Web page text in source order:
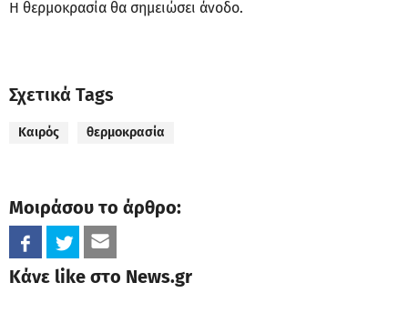
Η θερμοκρασία θα σημειώσει άνοδο.
Σχετικά Tags
Καιρός θερμοκρασία
Μοιράσου το άρθρο:
Κάνε like στο News.gr